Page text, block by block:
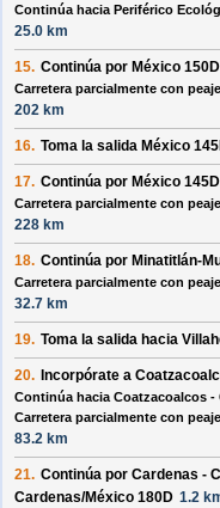
Continúa hacia Periférico
25.0 km
15. Continúa por México 150D
Carretera parcialmente con
202 km
16. Toma la salida México
17. Continúa por México 145D
Carretera parcialmente con
228 km
18. Continúa por Minatitlán-
Carretera parcialmente con
32.7 km
19. Toma la salida hacia
20. Incorpórate a
Continúa hacia Coatzacoalcos -
Carretera parcialmente con
83.2 km
21. Continúa por Cardenas -
Cardenas/México 180D 1.2